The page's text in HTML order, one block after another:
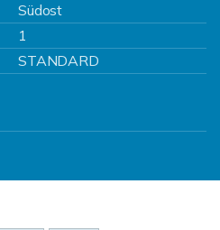
Südost
1
STANDARD